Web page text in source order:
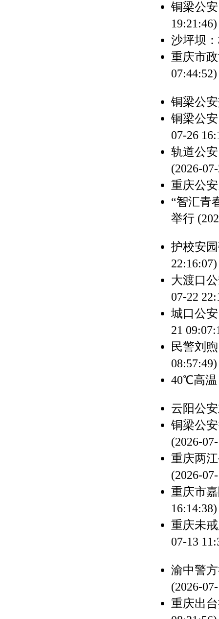
铜梁公
19:21:46)
沙坪坝
重庆市
07:44:52)
铜梁公
铜梁公
07-26
轨道公
(2026-
重庆公
“智汇青
举行
护校安
22:16:07)
大渡口
07-22
城口公
21
民警刘
08:57:49)
40℃高温
云阳公
铜梁公
(2026-
重庆两
(2026-
重庆市
16:14:38)
重庆未
07-13
渝中警
(2026-
重庆出